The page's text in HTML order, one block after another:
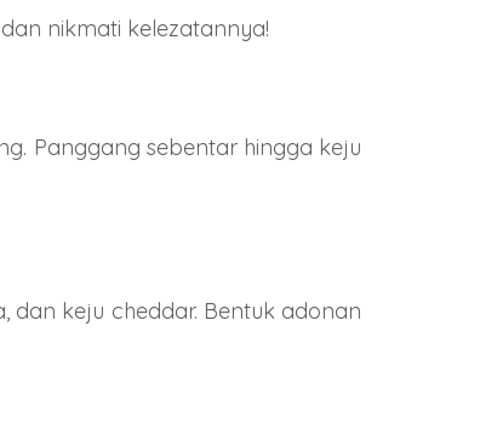
nikmati kelezatannya!
Panggang sebentar hingga keju
dan keju cheddar. Bentuk adonan